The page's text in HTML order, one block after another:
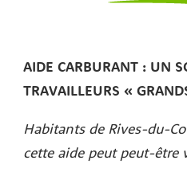
AIDE CARBURANT : UN
TRAVAILLEURS «
Habitants de Rives-du-
cette aide peut peut-être